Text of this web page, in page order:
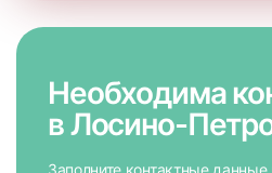
Необходима
в Лосино-